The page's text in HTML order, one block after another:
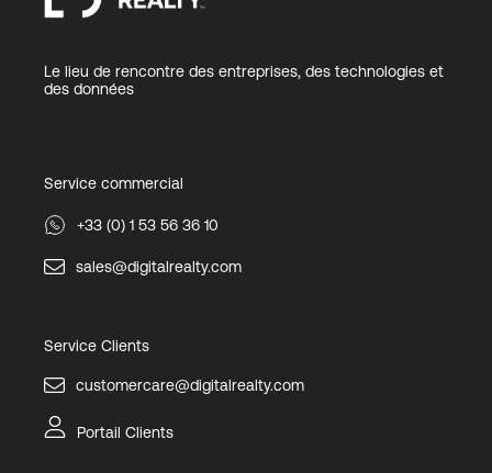
Le lieu de rencontre des entreprises, des technologies et
des données
Service commercial
+33 (0) 1 53 56 36 10
sales@digitalrealty.com
Service Clients
customercare@digitalrealty.com
Portail Clients